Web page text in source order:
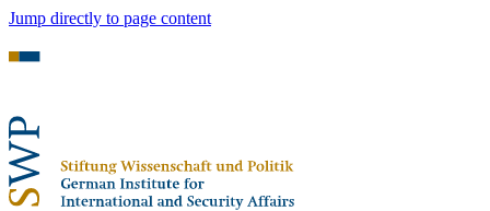
Jump directly to page content